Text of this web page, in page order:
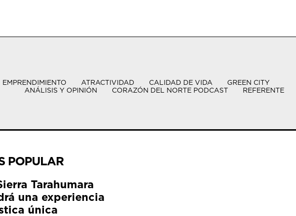
EMPRENDIMIENTO ATRACTIVIDAD CALIDAD DE VIDA
GREEN CITY
ANÁLISIS Y OPINIÓN
CORAZÓN DEL NORTE PODCAST REFERENTE
POPULAR
Tarahumara
una experiencia
única